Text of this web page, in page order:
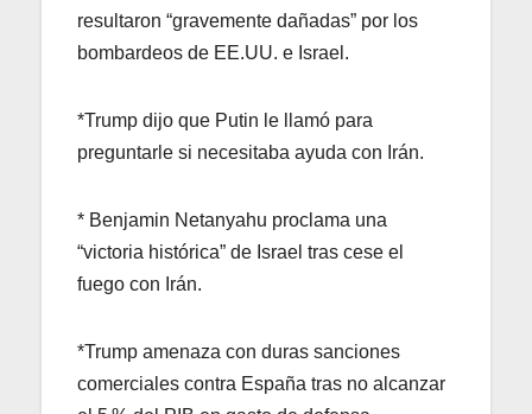
resultaron “gravemente dañadas” por los
bombardeos de EE.UU. e Israel.
*Trump dijo que Putin le llamó para
preguntarle si necesitaba ayuda con Irán.
* Benjamin Netanyahu proclama una
“victoria histórica” de Israel tras cese el
fuego con Irán.
*Trump amenaza con duras sanciones
comerciales contra España tras no alcanzar